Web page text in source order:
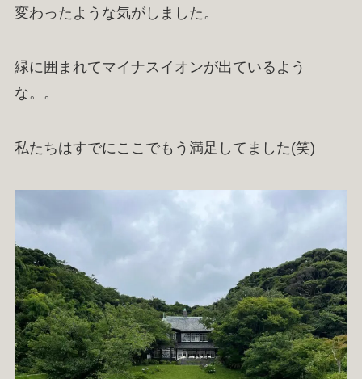
変わったような気がしました。
緑に囲まれてマイナスイオンが出ているよう
な。。
私たちはすでにここでもう満足してました(笑)